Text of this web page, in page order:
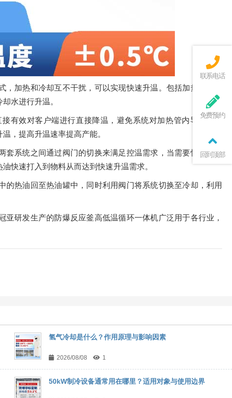
加热和冷却互不干扰，可以实现快速升温。包括加热时单独
水进行升温。
有效对客户端进行直接降温，避免系统对加热管内导热油降
，提高升温速率提高产能。
套系统之间通过阀门的切换来满足控温需求，当需要快速升温
快速打入到物料从而达到快速升温需求。
热油回至热油罐中，同时利用阀门将系统切换至冷却，利用
研发生产的防爆反应釜高低温循环一体机广泛用于各行业，
氢气冷却是什么？作用原理与影响因素
2026/08/08 1
50kW制冷设备通常用在哪里？适用对象与使用边界
联系电话
免费预约
回到顶部